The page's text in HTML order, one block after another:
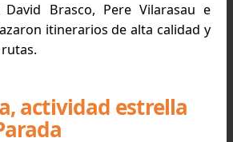
en el sector “El alero”. Foto extraída
guía Petzl Roktrip 2012.